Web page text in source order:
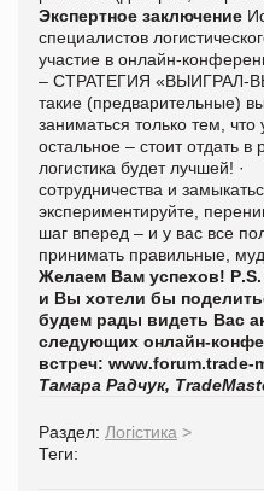
Экспертное заключение
специалистов
участие в онлайн-
– СТРАТЕГИЯ «ВЫИГРАЛ-
такие
заниматься только тем,
остальное – стоит отдать
логистика будет лучшей!
сотрудничества и
экспериментируйте,
шаг вперед – и у вас все
принимать правильные,
Желаем Вам успехов! P.S
и Вы хотели бы
будем рады видеть Вас
следующих онлайн-
встреч: www.forum.trade-
Тамара Радчук,
Раздел: Логістика >
Теги: